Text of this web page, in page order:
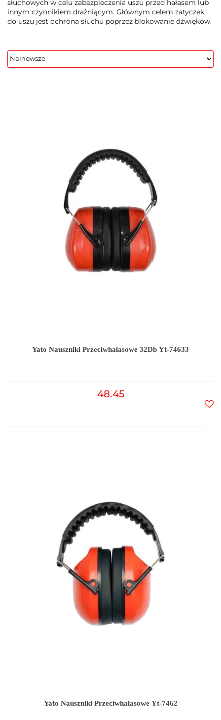
słuchowych w celu zabezpieczenia uszu przed hałasem lub
innym czynnikiem drażniącym. Głównym celem zatyczek
do uszu jest ochrona słuchu poprzez blokowanie dźwięków.
Yato Nauszniki Przeciwhałasowe 32Db Yt-74633
48.45
Yato Nauszniki Przeciwhałasowe Yt-7462